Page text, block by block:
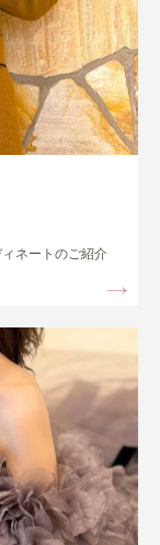
ネートのご紹介